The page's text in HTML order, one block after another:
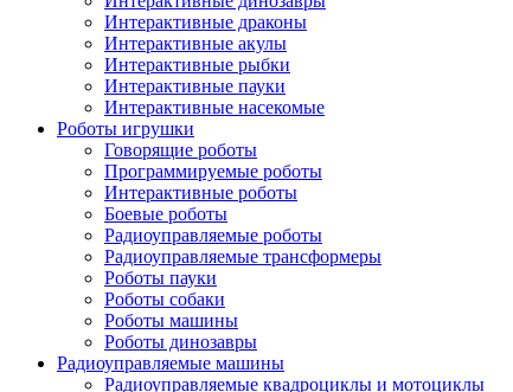
Интерактивные драконы
Интерактивные акулы
Интерактивные рыбки
Интерактивные пауки
Интерактивные насекомые
Роботы игрушки
Говорящие роботы
Программируемые роботы
Интерактивные роботы
Боевые роботы
Радиоуправляемые роботы
Радиоуправляемые трансформеры
Роботы пауки
Роботы собаки
Роботы машины
Роботы динозавры
Радиоуправляемые машины
Радиоуправляемые квадроциклы и мотоциклы